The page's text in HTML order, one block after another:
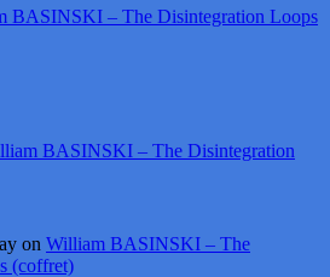
BASINSKI – The Disintegration Loops
BASINSKI – The Disintegration
on William BASINSKI – The
(coffret)